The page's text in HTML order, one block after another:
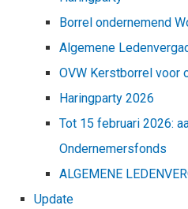
Borrel ondernemend
Algemene
OVW Kerstborrel voor
Haringparty 2026
Tot 15 februari 2026:
Ondernemersfonds
ALGEMENE
Update